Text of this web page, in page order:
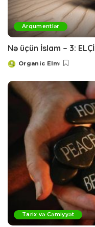
Arqumentlər
Nə üçün İslam – 3: ELÇİ
Posted
Organic Elm
Tarix və Cəmiyyət